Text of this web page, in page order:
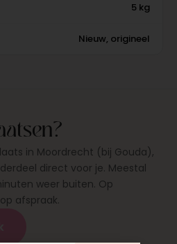
5 kg
Nieuw, origineel
in Moordrecht (bij Gouda),
direct voor je. Meestal
weer buiten. Op
afspraak.